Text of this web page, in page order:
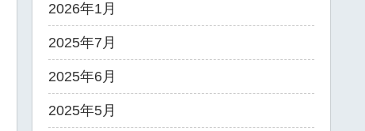
2026年1月
2025年7月
2025年6月
2025年5月